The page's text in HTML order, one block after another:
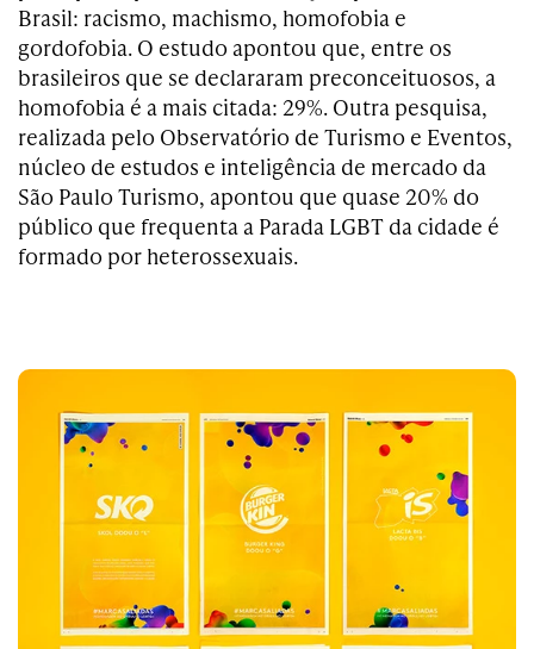
Brasil: racismo, machismo, homofobia e
gordofobia. O estudo apontou que, entre os
brasileiros que se declararam preconceituosos, a
homofobia é a mais citada: 29%. Outra pesquisa,
realizada pelo Observatório de Turismo e Eventos,
núcleo de estudos e inteligência de mercado da
São Paulo Turismo, apontou que quase 20% do
público que frequenta a Parada LGBT da cidade é
formado por heterossexuais.